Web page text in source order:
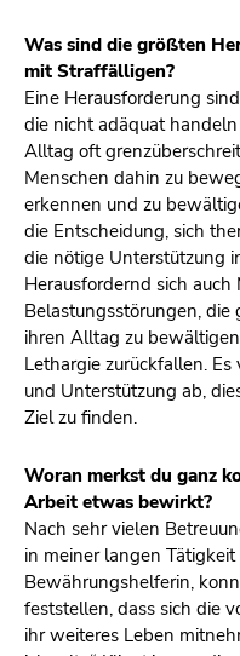
Was sind die größten
mit Straffälligen?
Eine Herausforderung
die nicht adäquat
Alltag oft
Menschen dahin zu
erkennen und zu
die Entscheidung, sich
die nötige Unterstützung
Herausfordernd sich
Belastungsstörungen,
ihren Alltag zu
Lethargie zurückfallen.
und Unterstützung ab,
Ziel zu finden.
Woran merkst du ganz
Arbeit etwas bewirkt?
Nach sehr vielen
in meiner langen
Bewährungshelferin,
feststellen, dass sich die
ihr weiteres Leben